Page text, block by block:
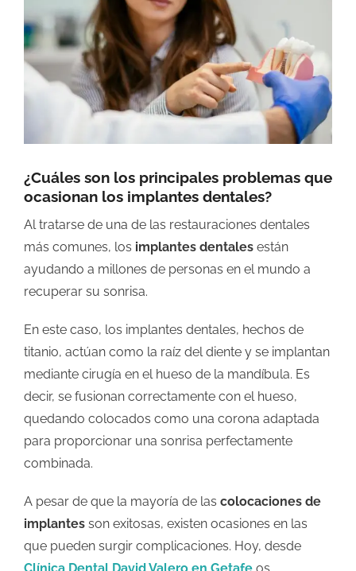
grande
¿Cuáles son los principales problemas que
ocasionan los implantes dentales?
Al tratarse de una de las restauraciones dentales
más comunes, los implantes dentales están
ayudando a millones de personas en el mundo a
recuperar su sonrisa.
En este caso, los implantes dentales, hechos de
titanio, actúan como la raíz del diente y se implantan
mediante cirugía en el hueso de la mandíbula. Es
decir, se fusionan correctamente con el hueso,
quedando colocados como una corona adaptada
para proporcionar una sonrisa perfectamente
combinada.
A pesar de que la mayoría de las colocaciones de
implantes son exitosas, existen ocasiones en las
que pueden surgir complicaciones. Hoy, desde
Clínica Dental David Valero en Getafe os